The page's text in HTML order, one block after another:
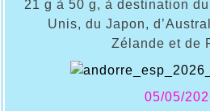
21 g à 50 g, à destination
Unis, du Japon,
Zélande et de
05/05/